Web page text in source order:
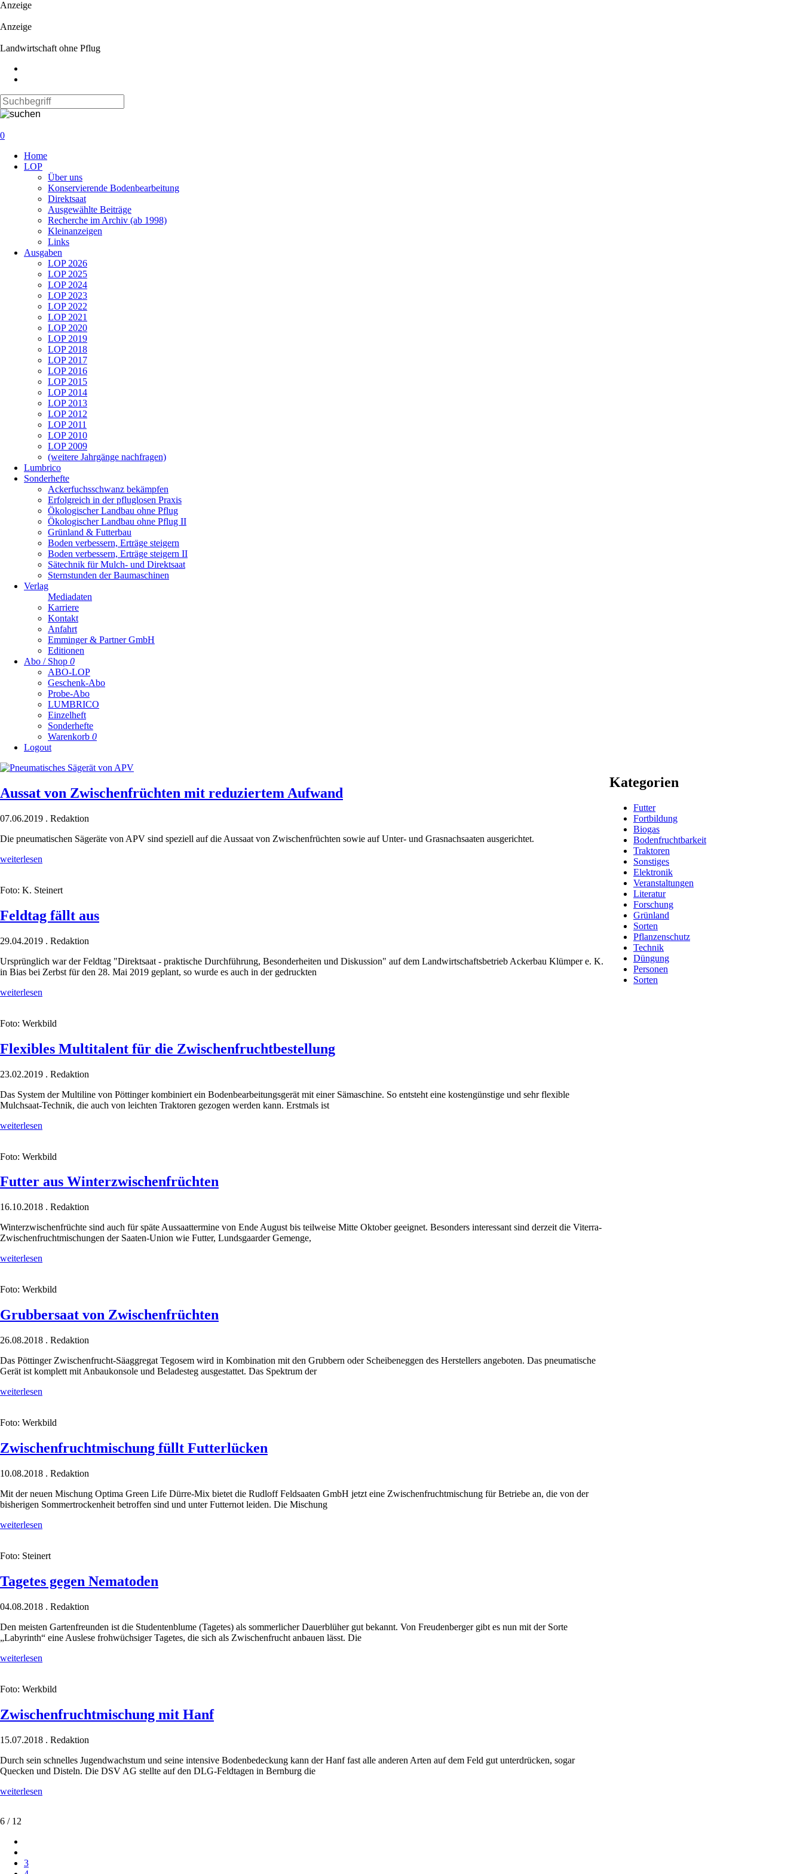
Anzeige
Anzeige
Landwirtschaft ohne Pflug
0
überspringen
Home
LOP
Über uns
Konservierende Bodenbearbeitung
Direktsaat
Ausgewählte Beiträge
Recherche im Archiv (ab 1998)
Kleinanzeigen
Links
Ausgaben
LOP 2026
LOP 2025
LOP 2024
LOP 2023
LOP 2022
LOP 2021
LOP 2020
LOP 2019
LOP 2018
LOP 2017
LOP 2016
LOP 2015
LOP 2014
LOP 2013
LOP 2012
LOP 2011
LOP 2010
LOP 2009
(weitere Jahrgänge nachfragen)
Lumbrico
Sonderhefte
Ackerfuchsschwanz bekämpfen
Erfolgreich in der pfluglosen Praxis
Ökologischer Landbau ohne Pflug
Ökologischer Landbau ohne Pflug II
Grünland & Futterbau
Boden verbessern, Erträge steigern
Boden verbessern, Erträge steigern II
Sätechnik für Mulch- und Direktsaat
Sternstunden der Baumaschinen
Verlag
Mediadaten
Karriere
Kontakt
Anfahrt
Emminger & Partner GmbH
Editionen
Abo / Shop 0
ABO-LOP
Geschenk-Abo
Probe-Abo
LUMBRICO
Einzelheft
Sonderhefte
Warenkorb 0
Logout
Aussat von Zwischenfrüchten mit reduziertem Aufwand
07.06.2019 . Redaktion
Die pneumatischen Sägeräte von APV sind speziell auf die Aussaat von Zwischenfrüchten sowie auf Unter- und Grasnachsaaten ausgerichtet.
weiterlesen
mit
Aufwand
Foto: K. Steinert
Feldtag fällt aus
29.04.2019 . Redaktion
Ursprünglich war der Feldtag "Direktsaat - praktische Durchführung, Besonderheiten und Diskussion" auf dem Landwirtschaftsbetrieb Ackerbau Klümper e. K.
in Bias bei Zerbst für den 28. Mai 2019 geplant, so wurde es auch in der gedruckten
weiterlesen
Foto: Werkbild
Flexibles Multitalent für die Zwischenfruchtbestellung
23.02.2019 . Redaktion
Das System der Multiline von ­Pöttinger kombiniert ein Bodenbearbeitungsgerät mit einer Sämaschine. So entsteht eine kostengünstige und sehr flexible
Mulchsaat-Technik, die auch von leichten Traktoren gezogen werden kann. Erstmals ist
weiterlesen
die
Foto: Werkbild
Futter aus Winterzwischenfrüchten
16.10.2018 . Redaktion
Winterzwischenfrüchte sind auch für späte Aussaattermine von Ende August bis teilweise Mitte Oktober geeignet. Besonders interessant sind derzeit die Viterra-
Zwischenfruchtmischungen der Saaten-Union wie Futter, Lunds­gaarder Gemenge,
weiterlesen
Foto: Werkbild
Grubbersaat von Zwischenfrüchten
26.08.2018 . Redaktion
Das Pöttinger Zwischenfrucht-Säaggregat Tegosem wird in Kombination mit den Grubbern oder Scheibeneggen des Herstellers angeboten. Das pneumatische
Gerät ist komplett mit Anbaukonsole und Beladesteg ausgestattet. Das Spektrum der
weiterlesen
Foto: Werkbild
Zwischenfruchtmischung füllt Futterlücken
10.08.2018 . Redaktion
Mit der neuen Mischung Optima Green Life Dürre-Mix bietet die Rudloff Feldsaaten GmbH jetzt eine Zwischenfruchtmischung für Betriebe an, die von der
bisherigen Sommertrockenheit betroffen sind und unter Futternot leiden. Die Mischung
weiterlesen
Foto: Steinert
Tagetes gegen Nematoden
04.08.2018 . Redaktion
Den meisten Gartenfreunden ist die Studentenblume (Tagetes) als sommerlicher Dauerblüher gut bekannt. Von Freudenberger gibt es nun mit der Sorte
„Labyrinth“ eine Auslese frohwüchsiger Tagetes, die sich als Zwischenfrucht anbauen lässt. Die
weiterlesen
Foto: Werkbild
Zwischenfruchtmischung mit Hanf
15.07.2018 . Redaktion
Durch sein schnelles Jugendwachstum und seine intensive Bodenbedeckung kann der Hanf fast alle anderen Arten auf dem Feld gut unterdrücken, sogar
Quecken und Disteln. Die DSV AG stellte auf den DLG-Feldtagen in Bernburg die
weiterlesen
6 / 12
3
Kategorien
Futter
Fortbildung
Biogas
Bodenfruchtbarkeit
Traktoren
Sonstiges
Elektronik
Veranstaltungen
Literatur
Forschung
Grünland
Sorten
Pflanzenschutz
Technik
Düngung
Personen
Sorten